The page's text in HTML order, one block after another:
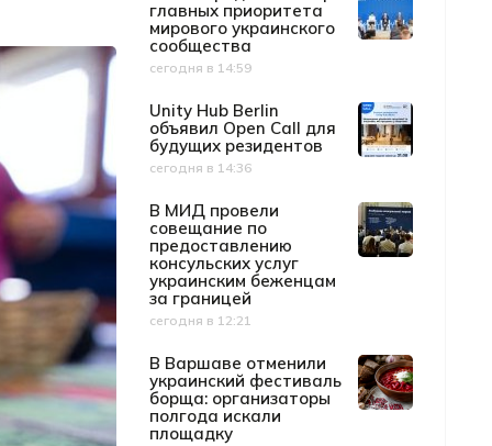
главных приоритета
мирового украинского
сообщества
Дата публикации
сегодня в 14:59
Unity Hub Berlin
объявил Open Call для
будущих резидентов
Дата публикации
сегодня в 14:36
В МИД провели
совещание по
предоставлению
консульских услуг
украинским беженцам
за границей
Дата публикации
сегодня в 12:21
В Варшаве отменили
украинский фестиваль
борща: организаторы
полгода искали
площадку